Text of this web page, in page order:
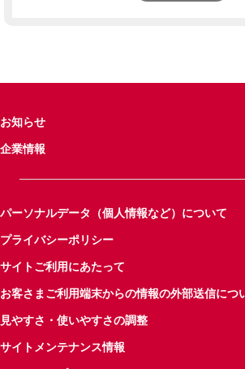
お知らせ
企業情報
パーソナルデータ（個人情報など）について
プライバシーポリシー
サイトご利用にあたって
お客さまご利用端末からの情報の外部送信につ
見やすさ・使いやすさの調整
サイトメンテナンス情報